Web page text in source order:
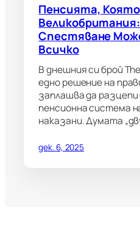
Пенсията, Която
Великобритания:
Спестяване
Всичко
В днешния си брой
едно решение на
заплашва да
пенсионна система
наказани. Думата
дек. 6, 2025